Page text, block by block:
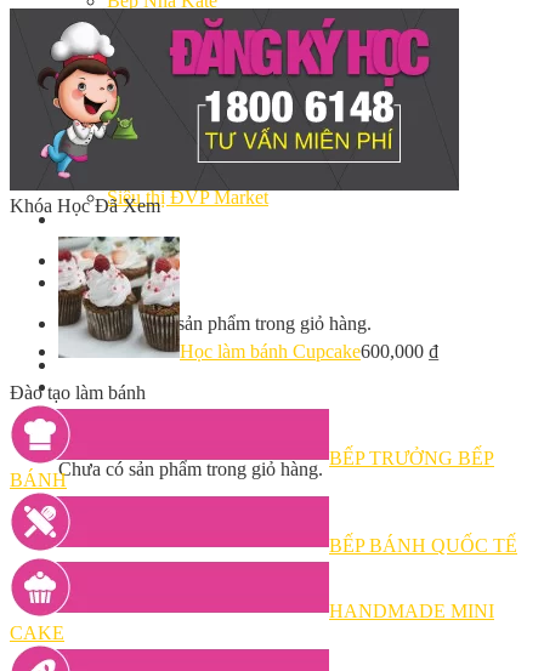
Kinh Nghiệm Kinh Doanh
Cơ Hội Việc Làm
Kiến Thức – Kỹ Năng
Dụng Cụ Làm Bánh
Nguyên Liệu Làm Bánh
Gương Thành Công
Thư Viện Hình Ảnh
Siêu thị ĐVP Market
Việc Làm
Chưa có sản phẩm trong giỏ hàng.
Giỏ hàng
Chưa có sản phẩm trong giỏ hàng.
Khóa Học Đã Xem
Học làm bánh Cupcake600,000 ₫
Đào tạo làm bánh
BẾP TRƯỞNG BẾP
BÁNH
BẾP BÁNH QUỐC TẾ
HANDMADE MINI
CAKE